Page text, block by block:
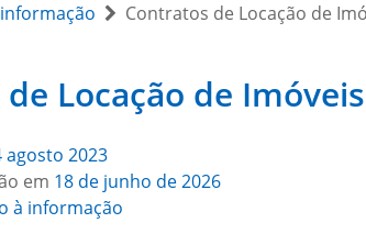
Contratos de Locação de
Locação de Imóveis
agosto 2023
em 18 de junho de 2026
à informação